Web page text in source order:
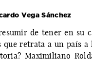
Vega Sánchez
de tener en su
que retrata a un país a
Maximiliano